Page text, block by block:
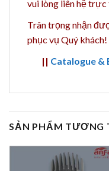
vui lòng liên hệ
Trân trọng nhận
phục vụ Quý khách!
|| Catalogue &
SẢN PHẨM TƯƠNG